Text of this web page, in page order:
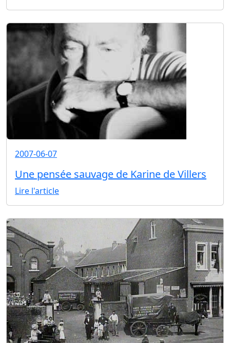
2007-06-07
Une pensée sauvage de Karine de Villers
Lire l'article